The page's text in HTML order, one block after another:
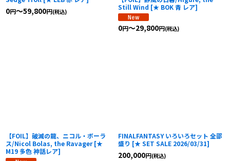
0円～59,800円(税込)
Still Wind [★ BOK 青 レア]
0円～29,800円(税込)
【FOIL】破滅の龍、ニコル・ボーラ
ス/Nicol Bolas, the Ravager [★
M19 多色 神話レア]
FINALFANTASY いろいろセット 全部
盛り [★ SET SALE 2026/03/31]
200,000円(税込)